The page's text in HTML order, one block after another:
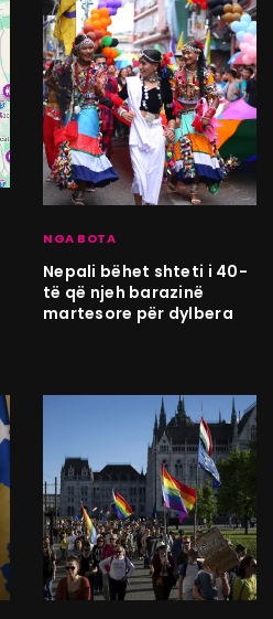
NGA BOTA
Nepali bëhet shteti i 40-
të që njeh barazinë
martesore për dylbera